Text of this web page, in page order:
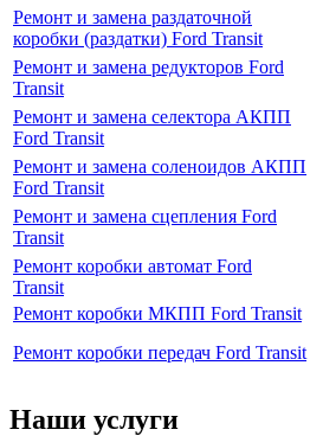
Ремонт и замена раздаточной
коробки (раздатки) Ford Transit
Ремонт и замена редукторов Ford
Transit
Ремонт и замена селектора АКПП
Ford Transit
Ремонт и замена соленоидов АКПП
Ford Transit
Ремонт и замена сцепления Ford
Transit
Ремонт коробки автомат Ford
Transit
Ремонт коробки МКПП Ford Transit
Ремонт коробки передач Ford Transit
Наши услуги